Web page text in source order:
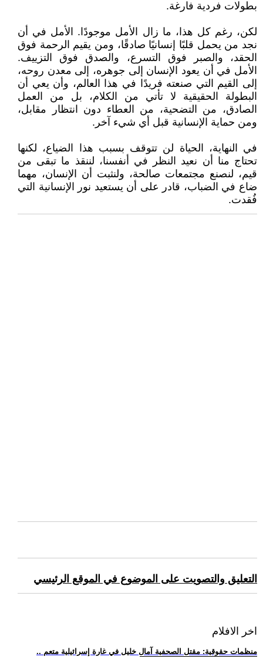
بطولات فردية فارغة.
لكن، رغم كل هذا، ما زال الأمل موجودًا. الأمل في أن
نجد من يحمل قلبًا إنسانيًا صادقًا، ومن يقيم الرحمة فوق
الحقد، والصبر فوق التسرع، والصدق فوق التزييف.
الأمل في أن يعود الإنسان إلى جوهره، إلى معدن روحه،
إلى القيم التي صنعته فريدًا في هذا العالم، وأن يعي أن
البطولة الحقيقية لا تأتي من الكلام، بل من العمل
الصادق، من التضحية، من العطاء دون انتظار مقابل،
ومن حماية الإنسانية قبل أي شيء آخر.
في النهاية، الحياة لن تتوقف بسبب هذا الضياع، لكنها
تحتاج منا أن نعيد النظر في أنفسنا، لننقذ ما تبقى من
قيم، لنصنع مجتمعات صالحة، ولنثبت أن الإنسان، مهما
ضاع في الضباب، قادر على أن يستعيد نور الإنسانية التي
فُقدت.
التعليق والتصويت على الموضوع في الموقع الرئيسي
اخر الافلام
.. منظمات حقوقية: مقتل الصحفية آمال خليل في غارة إسرائيلية متعم